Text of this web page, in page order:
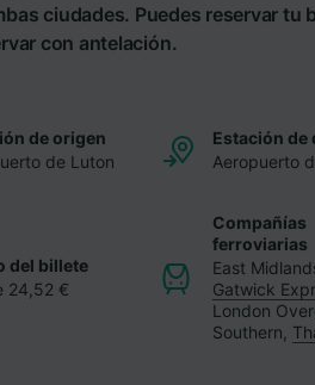
ciudades. Puedes reservar tu
con antelación.
de origen
de Luton
Estación de
Aeropuerto
del billete
24,52 €
Compañías
ferroviarias
East
Gatwick
London
Southern